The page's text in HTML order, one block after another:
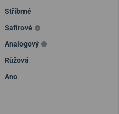
Stříbrné
Safírové
Analogový
Růžová
Ano